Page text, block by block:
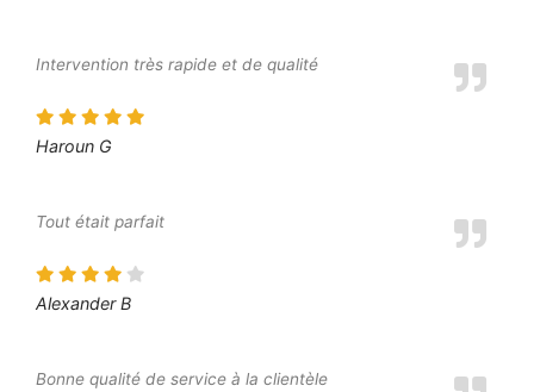
Intervention très rapide et de qualité
Haroun G
Tout était parfait
Alexander B
Bonne qualité de service à la clientèle